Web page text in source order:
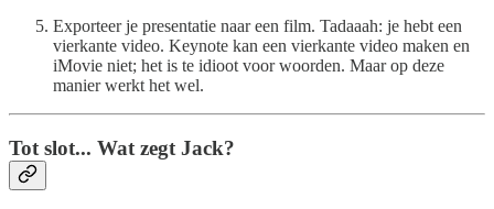
Exporteer je presentatie naar een film. Tadaaah: je hebt een
vierkante video. Keynote kan een vierkante video maken en
iMovie niet; het is te idioot voor woorden. Maar op deze
manier werkt het wel.
Tot slot... Wat zegt Jack?